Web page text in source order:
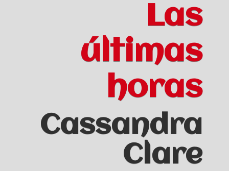
Las
últimas
horas
Cassandra
Clare